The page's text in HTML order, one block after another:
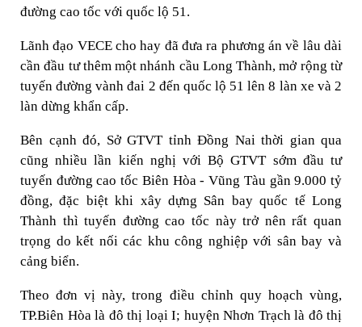
đường cao tốc với quốc lộ 51.
Lãnh đạo VECE cho hay đã đưa ra phương án về lâu dài
cần đầu tư thêm một nhánh cầu Long Thành, mở rộng từ
tuyến đường vành đai 2 đến quốc lộ 51 lên 8 làn xe và 2
làn dừng khẩn cấp.
Bên cạnh đó, Sở GTVT tỉnh Đồng Nai thời gian qua
cũng nhiều lần kiến nghị với Bộ GTVT sớm đầu tư
tuyến đường cao tốc Biên Hòa - Vũng Tàu gần 9.000 tỷ
đồng, đặc biệt khi xây dựng Sân bay quốc tế Long
Thành thì tuyến đường cao tốc này trở nên rất quan
trọng do kết nối các khu công nghiệp với sân bay và
cảng biển.
Theo đơn vị này, trong điều chỉnh quy hoạch vùng,
TP.Biên Hòa là đô thị loại I; huyện Nhơn Trạch là đô thị